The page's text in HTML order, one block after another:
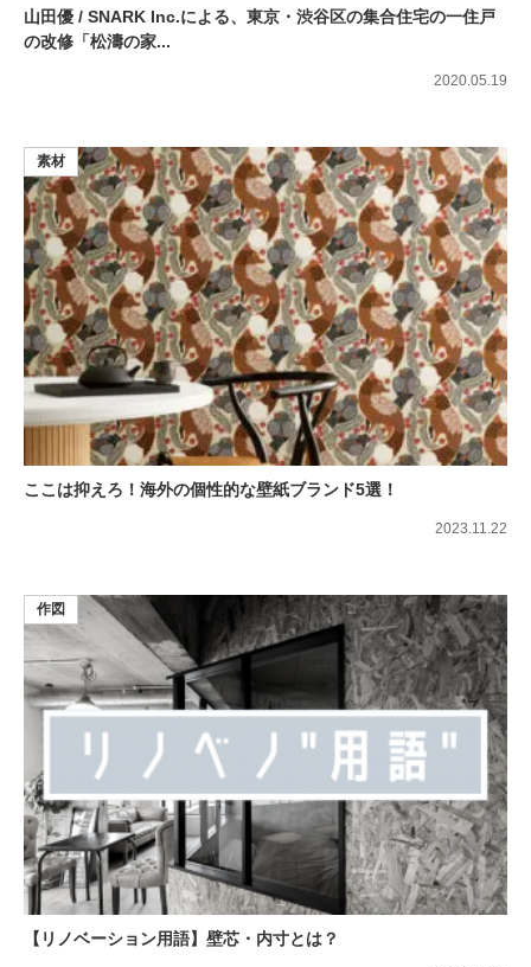
山田優 / SNARK Inc.による、東京・渋谷区の集合住宅の一住戸
の改修「松濤の家...
2020.05.19
ここは抑えろ！海外の個性的な壁紙ブランド5選！
素材
2023.11.22
【リノベーション用語】壁芯・内寸とは？
作図